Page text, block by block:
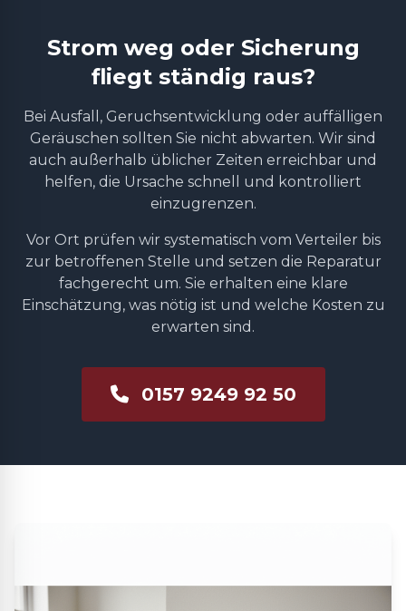
Strom weg oder Sicherung
fliegt ständig raus?
Bei Ausfall, Geruchsentwicklung oder auffälligen
Geräuschen sollten Sie nicht abwarten. Wir sind
auch außerhalb üblicher Zeiten erreichbar und
helfen, die Ursache schnell und kontrolliert
einzugrenzen.
Vor Ort prüfen wir systematisch vom Verteiler bis
zur betroffenen Stelle und setzen die Reparatur
fachgerecht um. Sie erhalten eine klare
Einschätzung, was nötig ist und welche Kosten zu
erwarten sind.
0157 9249 92 50